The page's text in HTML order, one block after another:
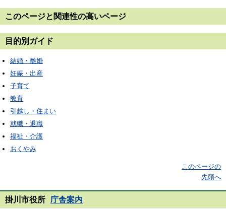
このページと 関連性の高いページ
目的別ガイド
結婚・離婚
妊娠・出産
子育て
教育
引越し・住まい
就職・退職
福祉・介護
おくやみ
このページの
先頭へ
掛川市役所 庁舎案内